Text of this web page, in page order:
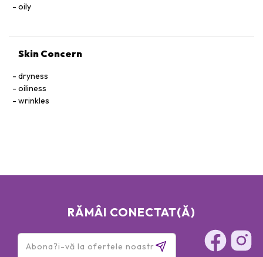
oily
Skin Concern
dryness
oiliness
wrinkles
RĂMÂI CONECTAT(Ă)